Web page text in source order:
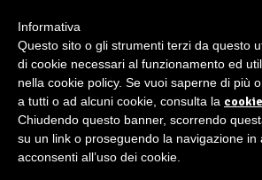
Informativa
Questo sito o gli strumenti terzi da questo
di cookie necessari al funzionamento ed
nella cookie policy. Se vuoi saperne di più
a tutti o ad alcuni cookie, consulta la
Chiudendo questo banner, scorrendo
su un link o proseguendo la navigazione in
acconsenti all’uso dei cookie.